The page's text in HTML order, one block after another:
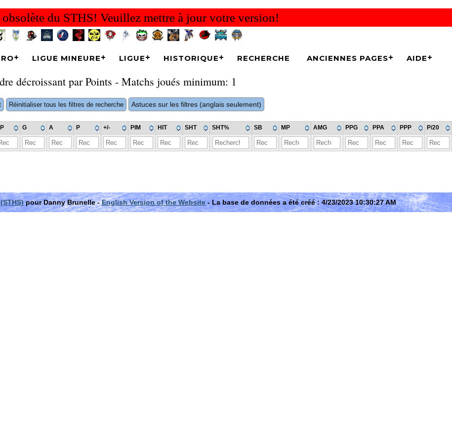
du STHS! Veuillez mettre à jour votre version!
LIGUE MINEURE LIGUE HISTORIQUE RECHERCHE ANCIENNES PAGES AIDE
décroissant par Points - Matchs joués minimum: 1
Réinitialiser tous les filtres de recherche Astuces sur les filtres (anglais seulement)
G A P +/- PIM HIT SHT SHT% SB MP AMG PPG PPA PPP P/20
pour Danny Brunelle -English Version of the Website- La base de données a été créé : 4/23/2023 10:30:27 AM